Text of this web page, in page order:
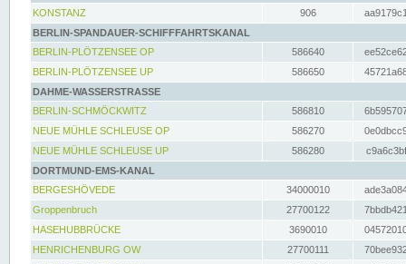
KONSTANZ
906
BERLIN-SPANDAUER-SCHIFFFAHRTSKANAL
BERLIN-PLÖTZENSEE OP
586640
BERLIN-PLÖTZENSEE UP
586650
DAHME-WASSERSTRASSE
BERLIN-SCHMÖCKWITZ
586810
NEUE MÜHLE SCHLEUSE OP
586270
NEUE MÜHLE SCHLEUSE UP
586280
DORTMUND-EMS-KANAL
BERGESHÖVEDE
34000010
Groppenbruch
27700122
HASEHUBBRÜCKE
3690010
HENRICHENBURG OW
27700111